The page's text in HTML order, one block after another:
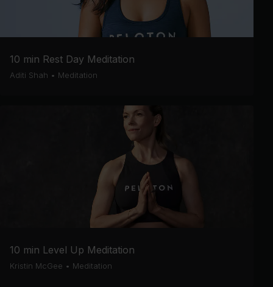
10 min Rest Day Meditation
Aditi Shah • Meditation
10 min Level Up Meditation
Kristin McGee • Meditation